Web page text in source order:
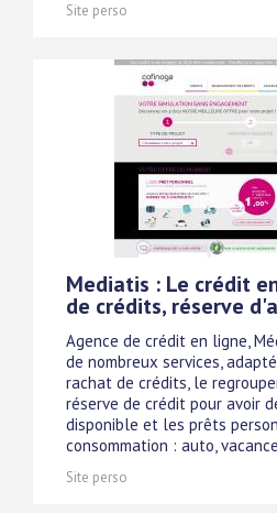
Site perso
Mediatis : Le crédit
de crédits, réserve
Agence de crédit en ligne,
de nombreux services,
rachat de crédits, le
réserve de crédit pour avoir
disponible et les prêts
consommation : auto,
Site perso